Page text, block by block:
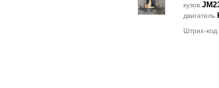
кузов
двигатель
Штрих-